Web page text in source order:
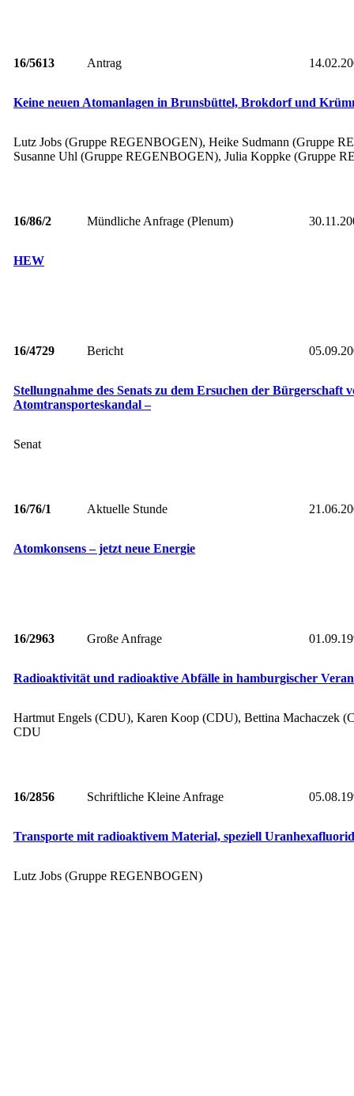
16/5613 Antrag
Keine neuen Atomanlagen in Brunsbüttel, Brokdorf und
Lutz Jobs (Gruppe REGENBOGEN), Heike Sudmann (Gruppe
Susanne Uhl (Gruppe REGENBOGEN), Julia Koppke (Gruppe
16/86/2 Mündliche Anfrage (Plenum)
HEW
16/4729 Bericht
Stellungnahme des Senats zu dem Ersuchen der Bürgerschaft
Atomtransporteskandal –
Senat
16/76/1 Aktuelle Stunde
Atomkonsens – jetzt neue Energie
16/2963 Große Anfrage
Radioaktivität und radioaktive Abfälle in hamburgischer
Hartmut Engels (CDU), Karen Koop (CDU), Bettina Machaczek
CDU
16/2856 Schriftliche Kleine Anfrage
Transporte mit radioaktivem Material, speziell
Lutz Jobs (Gruppe REGENBOGEN)